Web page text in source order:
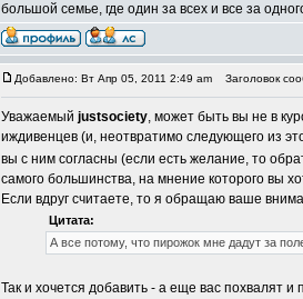
большой семье, где один за всех и все за
Добавлено: Вт Апр 05, 2011 2:49 am Заголовок
Уважаемый justsociety, может быть вы не в
иждивенцев (и, неотвратимо следующего из
вы с ним согласны (если есть желание, то
самого большинства, на мнение которого вы
Если вдруг считаете, то я обращаю ваше
Цитата:
А все потому, что пирожок мне дадут за
Так и хочется добавить - а еще вас похвалят и